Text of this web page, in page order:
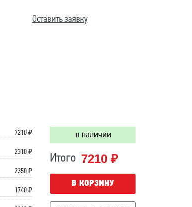
Оставить заявку
7210₽
2310 ₽
2350 ₽
1740 ₽
в наличии
Итого 7210 ₽
В КОРЗИНУ